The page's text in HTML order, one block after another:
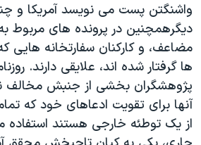
واشنگتن پست می نويسد آمريکا و
ديگرهمچنين در پرونده های مربوط به
مضاعف، و کارکنان سفارتخانه هایی
ها گرفتار شده اند، علايقی دارند.
پژوهشگران بخشی از جنبش مخالف
آنها برای تقويت ادعاهای خود که
از يک توطئه خارجی هستند استفاده